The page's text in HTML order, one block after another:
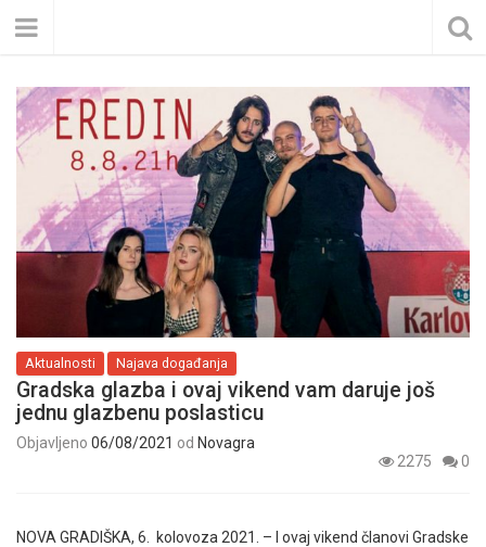
Aktualnosti Najava događanja
Gradska glazba i ovaj vikend vam daruje još
jednu glazbenu poslasticu
Objavljeno 06/08/2021 od Novagra
2275
0
NOVA GRADIŠKA, 6. kolovoza 2021. – I ovaj vikend članovi Gradske